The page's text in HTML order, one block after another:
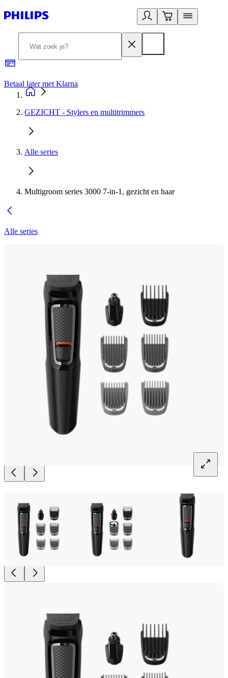
Betaal later met Klarna
GEZICHT - Stylers en multitrimmers
Alle series
Multigroom series 3000 7-in-1, gezicht en haar
Alle series